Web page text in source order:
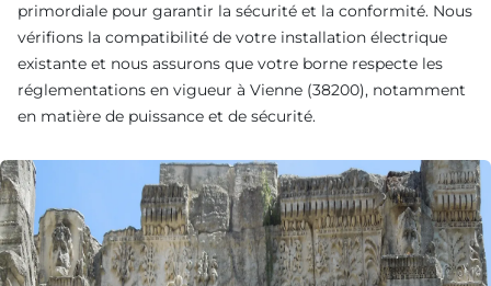
primordiale pour garantir la sécurité et la conformité. Nous
vérifions la compatibilité de votre installation électrique
existante et nous assurons que votre borne respecte les
réglementations en vigueur à Vienne (38200), notamment
en matière de puissance et de sécurité.